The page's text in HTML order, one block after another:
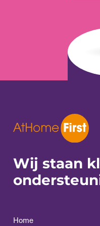
Wij staan
Home